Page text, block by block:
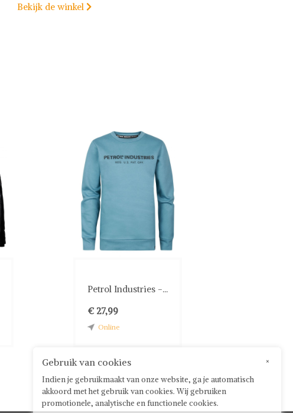
Bekijk de winkel 
Petrol Industries -...
€ 27,99
Online
×
Gebruik van cookies
Indien je gebruikmaakt van onze website, ga je automatisch
akkoord met het gebruik van cookies. Wij gebruiken
promotionele, analytische en functionele cookies.